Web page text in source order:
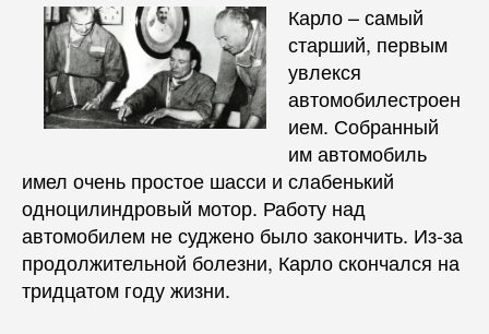
Карло – самый
старший, первым
увлекся
автомобилестроен
ием. Собранный
им автомобиль
имел очень простое шасси и слабенький
одноцилиндровый мотор. Работу над
автомобилем не суджено было закончить. Из-за
продолжительной болезни, Карло скончался на
тридцатом году жизни.